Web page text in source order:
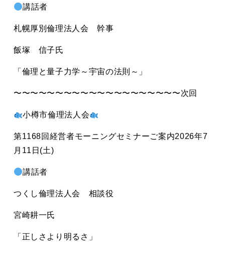
講話者
札幌厚別倫理法人会 幹事
飯塚 信子氏
「倫理と量子力学～宇宙の法則～」
〜〜〜〜〜〜〜〜〜〜〜〜〜〜〜〜〜〜〜〜次回
小樽市倫理法人会
第1168回 経営者モーニングセミナーご案内2026年7
月11日(土)
講話者
つくし倫理法人会 相談役
宮崎耕一氏
「正しさより明るさ」